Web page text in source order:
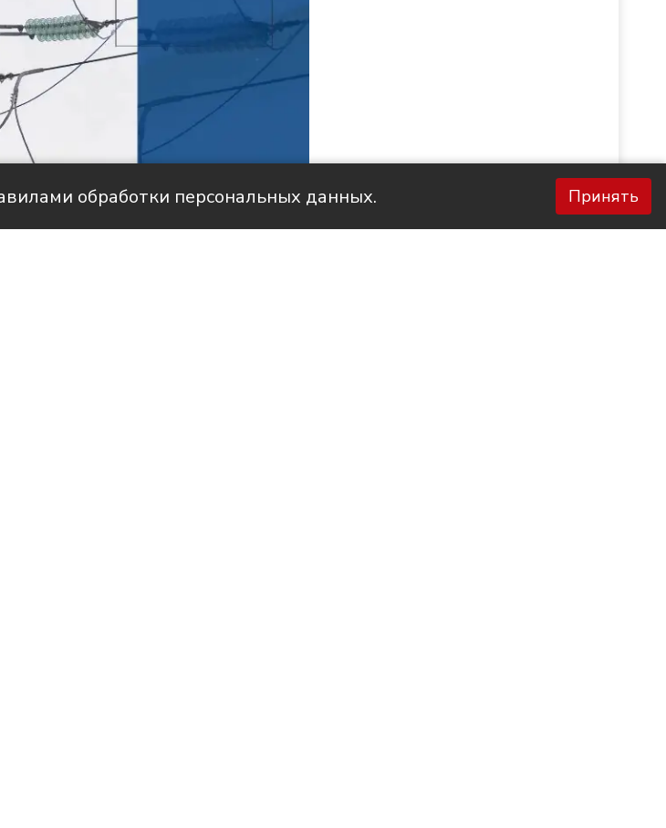
обработки персональных данных. Принять